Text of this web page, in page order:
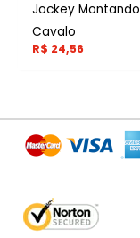
Jockey Montando
Cavalo
R$ 24,56